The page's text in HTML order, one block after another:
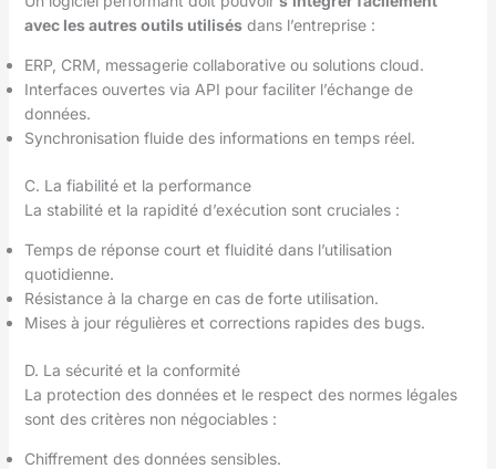
avec les autres outils utilisésdans l’entreprise :
ERP, CRM, messagerie collaborative ou solutions cloud.
Interfaces ouvertes via API pour faciliter l’échange de
données.
Synchronisation fluide des informations en temps réel.
C. La fiabilité et la performance
La stabilité et la rapidité d’exécution sont cruciales :
Temps de réponse court et fluidité dans l’utilisation
quotidienne.
Résistance à la charge en cas de forte utilisation.
Mises à jour régulières et corrections rapides des bugs.
D. La sécurité et la conformité
La protection des données et le respect des normes légales
sont des critères non négociables :
Chiffrement des données sensibles.